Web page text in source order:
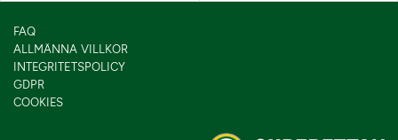
FAQ
ALLMÄNNA VILLKOR
INTEGRITETSPOLICY
GDPR
COOKIES